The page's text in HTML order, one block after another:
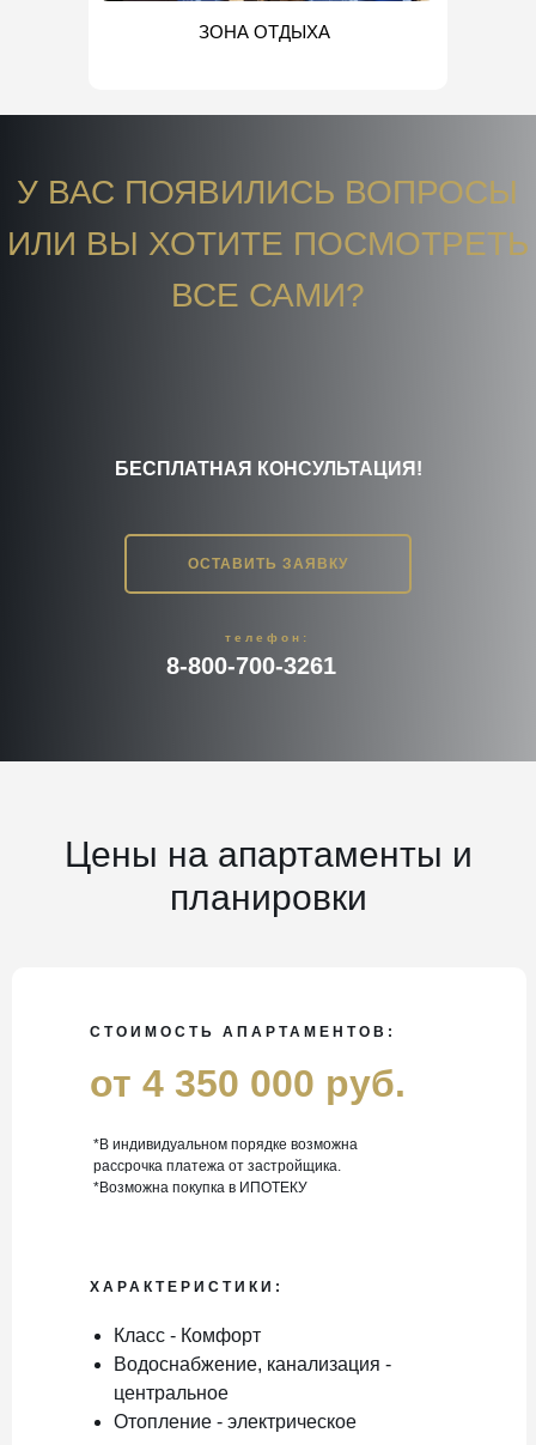
ЗОНА ОТДЫХА
8-800-700-3261
телефон:
У ВАС ПОЯВИЛИСЬ ВОПРОСЫ
ИЛИ ВЫ ХОТИТЕ ПОСМОТРЕТЬ
ВСЕ САМИ?
БЕСПЛАТНАЯ КОНСУЛЬТАЦИЯ!
ОСТАВИТЬ ЗАЯВКУ
Цены на апартаменты и
планировки
СТОИМОСТЬ АПАРТАМЕНТОВ:
ХАРАКТЕРИСТИКИ:
от 4 350 000 руб.
*В индивидуальном порядке возможна
рассрочка платежа от застройщика.
*Возможна покупка в ИПОТЕКУ
Класс - Комфорт
Водоснабжение, канализация -
центральное
Отопление - электрическое